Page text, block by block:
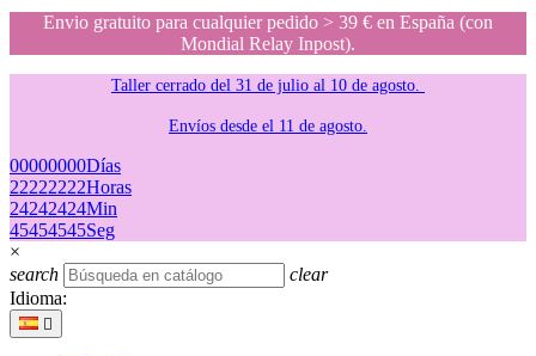
Envio gratuito para cualquier pedido > 39 € en España (con
Mondial Relay Inpost).
Taller cerrado del 31 de julio al 10 de agosto.
Envíos desde el 11 de agosto.
00000000Días
22222222Horas
24242424Min
45454545Seg
×
search
clear
Idioma:
